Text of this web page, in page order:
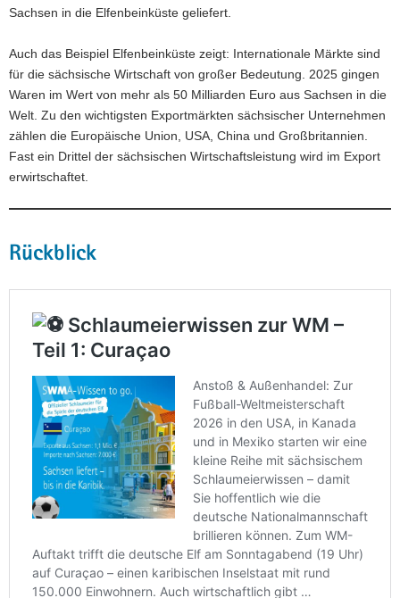
Sachsen in die Elfenbeinküste geliefert.
Auch das Beispiel Elfenbeinküste zeigt: Internationale Märkte sind
für die sächsische Wirtschaft von großer Bedeutung. 2025 gingen
Waren im Wert von mehr als 50 Milliarden Euro aus Sachsen in die
Welt. Zu den wichtigsten Exportmärkten sächsischer Unternehmen
zählen die Europäische Union, USA, China und Großbritannien.
Fast ein Drittel der sächsischen Wirtschaftsleistung wird im Export
erwirtschaftet.
Rückblick